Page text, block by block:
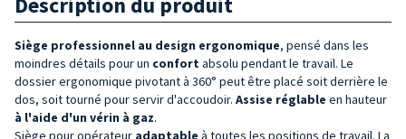
Siège professionnel au design ergonomique, pensé dans les
moindres détails pour un confort absolu pendant le travail. Le
dossier ergonomique pivotant à 360° peut être placé soit derrière le
dos, soit tourné pour servir d'accoudoir. Assise réglable en hauteur
à l'aide d'un vérin à gaz.
Siège pour opérateur adaptable à toutes les positions de travail. La